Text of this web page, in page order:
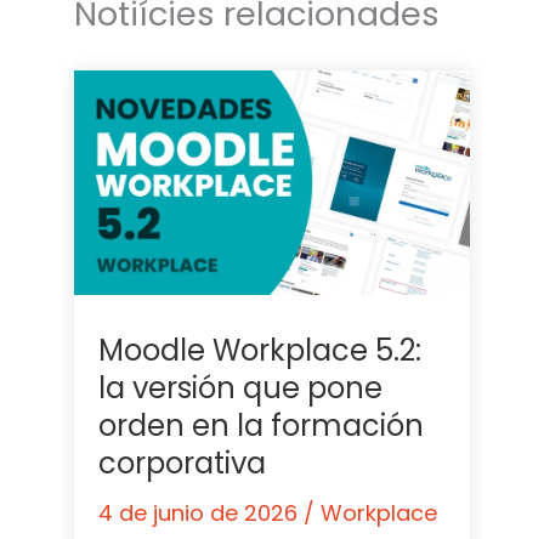
Notiícies relacionades
Moodle Workplace 5.2:
la versión que pone
orden en la formación
corporativa
4 de junio de 2026 /Workplace